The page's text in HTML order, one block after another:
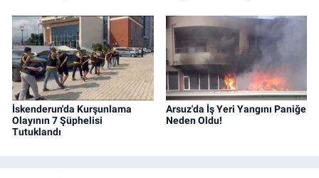
İskenderun'da Kurşunlama
Olayının 7 Şüphelisi
Tutuklandı
Arsuz'da İş Yeri Yangını Paniğe
Neden Oldu!